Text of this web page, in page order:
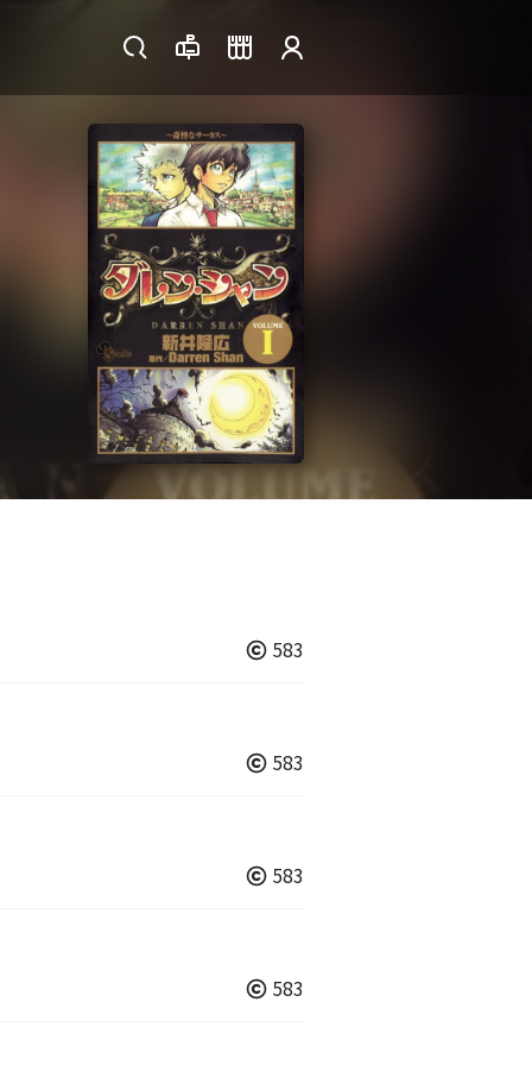
583
583
583
583